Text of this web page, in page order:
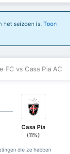
het seizoen is. Toon
FC vs Casa Pia AC
Casa Pia
(11%)
die ze hebben